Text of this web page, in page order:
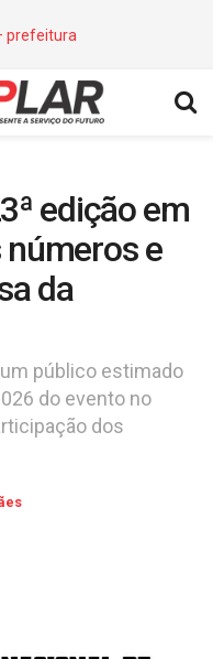
edição em
e
da
público estimado
do evento no
dos